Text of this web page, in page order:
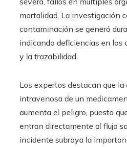
mortalidad. La investigación
contaminación se generó
indicando deficiencias en los
y la trazabilidad.
Los expertos destacan que
intravenosa de un
aumenta el peligro, puesto
entran directamente al flujo
incidente subraya la